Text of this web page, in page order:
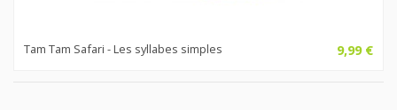
Tam Tam Safari - Les syllabes simples 9,99 €